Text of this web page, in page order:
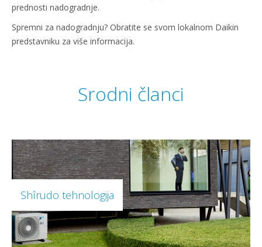
prednosti nadogradnje.
Spremni za nadogradnju? Obratite se svom lokalnom Daikin
predstavniku za više informacija.
Srodni članci
Shîrudo tehnologija